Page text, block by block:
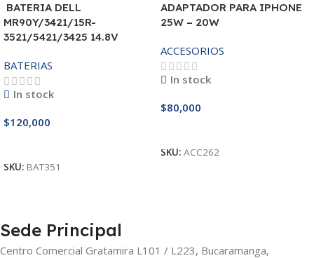
BATERIA DELL
MR90Y/3421/15R-
3521/5421/3425 14.8V
BATERIAS
In stock
$120,000
SKU: BAT351
ADAPTADOR PARA IPHONE
25W – 20W
ACCESORIOS
In stock
$80,000
SKU: ACC262
Sede Principal
Centro Comercial Gratamira L101 / L223, Bucaramanga,